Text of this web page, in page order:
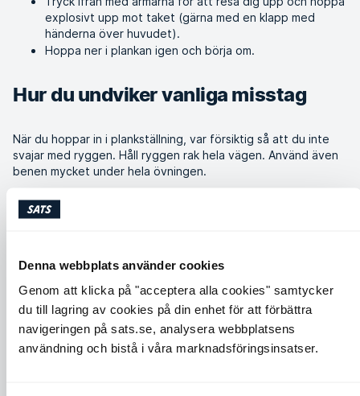
Denna webbplats använder cookies
Genom att klicka på "acceptera alla cookies" samtycker
du till lagring av cookies på din enhet för att förbättra
navigeringen på sats.se, analysera webbplatsens
användning och bistå i våra marknadsföringsinsatser.
explosivt upp mot taket (gärna med en klapp med
händerna över huvudet).
Hoppa ner i plankan igen och börja om.
Hur du undviker vanliga misstag
När du hoppar in i plankställning, var försiktig så att du inte
svajar med ryggen. Håll ryggen rak hela vägen. Använd även
benen mycket under hela övningen.
Liknande övningar